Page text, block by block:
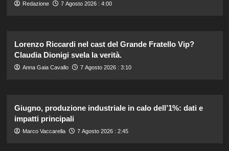
Redazione 7 Agosto 2026 : 4:00
Lorenzo Riccardi nel cast del Grande Fratello Vip?
Claudia Dionigi svela la verità.
Anna Gaia Cavallo 7 Agosto 2026 : 3:10
Giugno, produzione industriale in calo dell’1%: dati e
impatti principali
Marco Vaccarella 7 Agosto 2026 : 2:45